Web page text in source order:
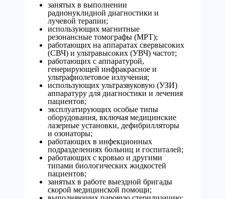
занятых в выполнении
радионуклидной диагностики и
лучевой терапии;
использующих магнитные
резонансные томографы (МРТ);
работающих на аппаратах свервысоких
(СВЧ) и ультравысоких (УВЧ) частот;
работающих с аппаратурой,
генерирующей инфракрасное и
ультрафиолетовое излучения;
использующих ультразвуковую (УЗИ)
аппаратуру для диагностики и лечения
пациентов;
эксплуатирующих особые типы
оборудования, включая медицинские
лазерные установки, дефибрилляторы
и озонаторы;
работающих в инфекционных
подразделениях больниц и госпиталей;
работающих с кровью и другими
типами биологических жидкостей
пациентов;
занятых в работе выездной бригады
скорой медицинской помощи;